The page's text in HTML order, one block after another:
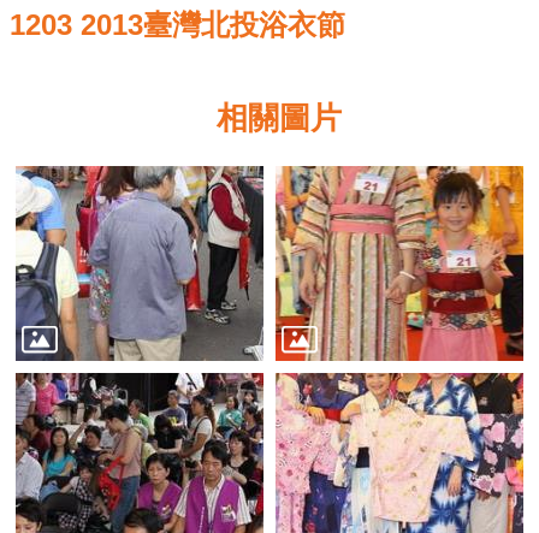
公
機
關
介
紹
業
務
資
訊
線
上
服
1203 2013臺灣北投浴衣節
相關圖片